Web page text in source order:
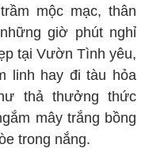
mộc mạc, thân
giờ phút nghỉ
tại Vườn Tình yêu,
linh hay đi tàu hỏa
thả thưởng thức
mây trắng bồng
trong nắng.